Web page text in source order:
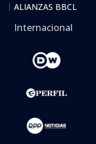
ALIANZAS BBCL
Internacional